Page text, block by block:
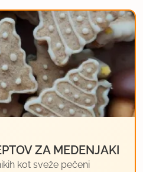
ZA MEDENJAKI
kot sveže pečeni